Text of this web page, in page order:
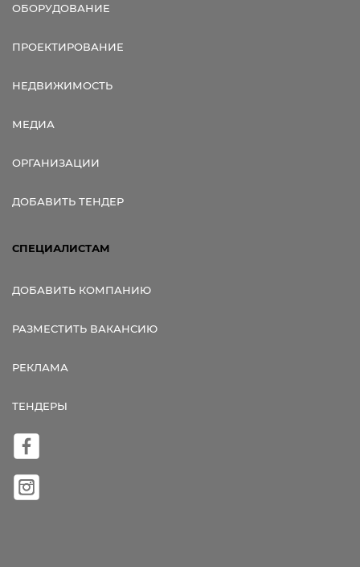
ОБОРУДОВАНИЕ
ПРОЕКТИРОВАНИЕ
НЕДВИЖИМОСТЬ
МЕДИА
ОРГАНИЗАЦИИ
ДОБАВИТЬ ТЕНДЕР
СПЕЦИАЛИСТАМ
ДОБАВИТЬ КОМПАНИЮ
РАЗМЕСТИТЬ ВАКАНСИЮ
РЕКЛАМА
ТЕНДЕРЫ